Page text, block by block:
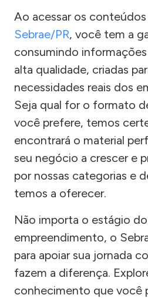
Ao acessar os
Sebrae/PR, você tem a
consumindo
alta qualidade, criadas
necessidades reais dos
Seja qual for o formato
você prefere, temos
encontrará o material
seu negócio a crescer e
por nossas categorias e
temos a oferecer.
Não importa o estágio
empreendimento, o
para apoiar sua jornada
fazem a diferença.
conhecimento que você